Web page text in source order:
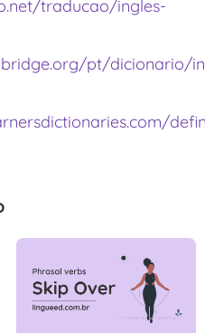
traducao/ingles-
pt/dicionario/